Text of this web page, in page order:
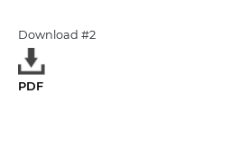
Download #2
PDF